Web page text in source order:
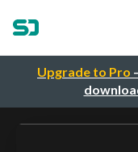
Upgrade to Pro